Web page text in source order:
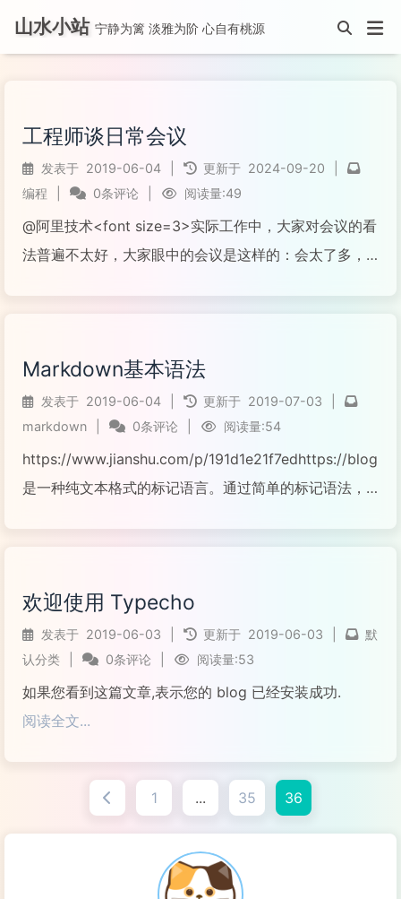
山水小站 宁静为篱 淡雅为阶 心自有桃源
工程师谈日常会议
发表于 2019-06-04 更新于 2024-09-20
编程
0条评论 阅读量:49
@阿里技术<font size=3>实际工作中，大家对会议的看
法普遍不太好，大家眼中的会议是这样的：会太了多，
Markdown基本语法
发表于 2019-06-04 更新于 2019-07-03
markdown
0条评论 阅读量:54
https://www.jianshu.com/p/191d1e21f7edhttps://
是一种纯文本格式的标记语言。通过简单的标记语法，
欢迎使用 Typecho
发表于 2019-06-03 更新于 2019-06-03
默
认分类
0条评论 阅读量:53
如果您看到这篇文章,表示您的 blog 已经安装成功.
阅读全文...
1 ... 35 36